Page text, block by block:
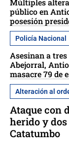
Múltiples
público en
posesión
Policía Nacional
Asesinan a
Abejorral,
masacre 79 de
Alteración al
Ataque con
herido y
Catatumbo